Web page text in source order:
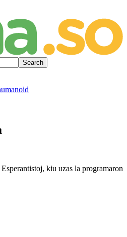
Search
kiu uzas la programaron